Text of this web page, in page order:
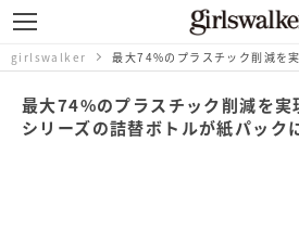
girlswalker
最大74%のプラスチック削減を実
シリーズの詰替ボトルが紙パック